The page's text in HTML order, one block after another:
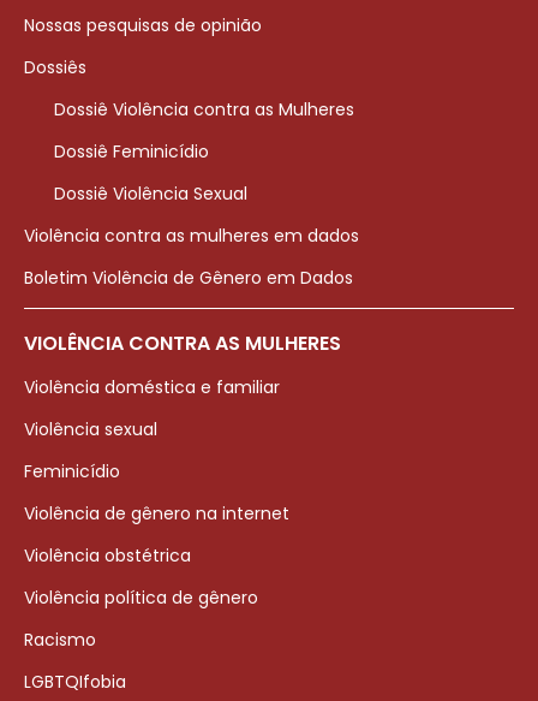
Nossas pesquisas de opinião
Dossiês
Dossiê Violência contra as Mulheres
Dossiê Feminicídio
Dossiê Violência Sexual
Violência contra as mulheres em dados
Boletim Violência de Gênero em Dados
VIOLÊNCIA CONTRA AS MULHERES
Violência doméstica e familiar
Violência sexual
Feminicídio
Violência de gênero na internet
Violência obstétrica
Violência política de gênero
Racismo
LGBTQIfobia